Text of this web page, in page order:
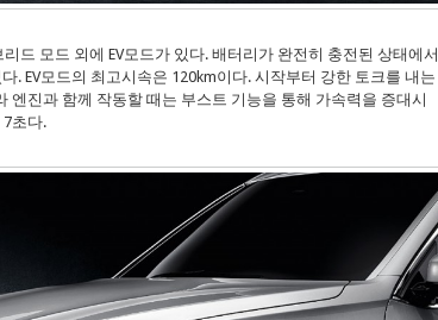
드 모드 외에 EV모드가 있다. 배터리가 완전히 충전된 상태에서
. EV모드의 최고시속은 120km이다. 시작부터 강한 토크를 내는
엔진과 함께 작동할 때는 부스트 기능을 통해 가속력을 증대시
초다.